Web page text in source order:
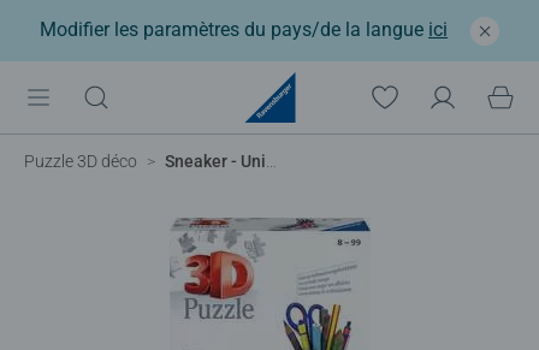
Modifier les paramètres du pays/de la langue ici
Puzzle 3D déco Sneaker - Union Jack